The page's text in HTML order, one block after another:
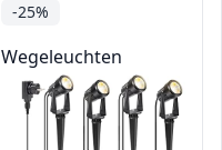
-25%
Wegeleuchten